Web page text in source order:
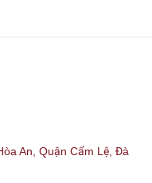
An, Quận Cẩm Lệ, Đà